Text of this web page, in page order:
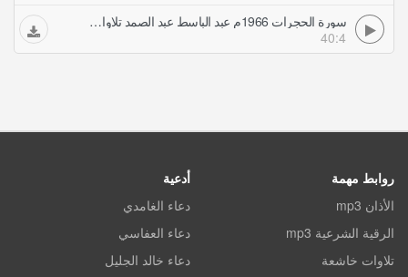
سورة الحجرات 1966م عبد الباسط عبد الصمد تلاوات مجودة
40:4
روابط مهمة
الأذان mp3
الرقية الشرعية mp3
تلاوات خاشعة
أدعية
دعاء الغامدي
دعاء العفاسي
دعاء خالد الجليل